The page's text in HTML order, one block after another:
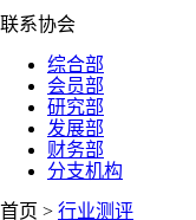
联系协会
综合部
会员部
研究部
发展部
财务部
分支机构
首页 > 行业测评